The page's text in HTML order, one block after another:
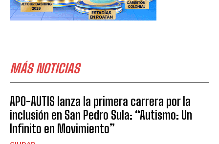
MÁS NOTICIAS
APO-AUTIS lanza la primera carrera por la
inclusión en San Pedro Sula: “Autismo: Un
Infinito en Movimiento”